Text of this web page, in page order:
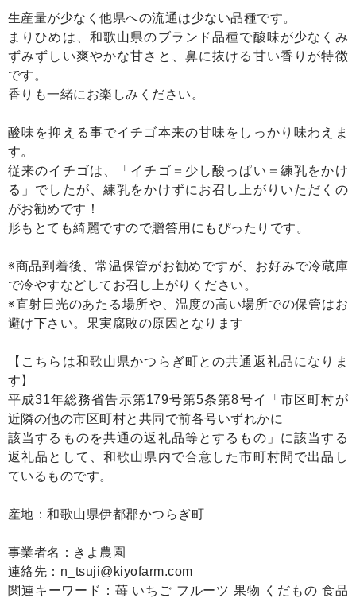
生産量が少なく他県への流通は少ない品種です。
まりひめは、和歌山県のブランド品種で酸味が少なくみ
ずみずしい爽やかな甘さと、鼻に抜ける甘い香りが特徴
です。
香りも一緒にお楽しみください。
酸味を抑える事でイチゴ本来の甘味をしっかり味わえま
す。
従来のイチゴは、「イチゴ＝少し酸っぱい＝練乳をかけ
る」でしたが、練乳をかけずにお召し上がりいただくの
がお勧めです！
形もとても綺麗ですので贈答用にもぴったりです。
※商品到着後、常温保管がお勧めですが、お好みで冷蔵庫
で冷やすなどしてお召し上がりください。
※直射日光のあたる場所や、温度の高い場所での保管はお
避け下さい。果実腐敗の原因となります
【こちらは和歌山県かつらぎ町との共通返礼品になりま
す】
平成31年総務省告示第179号第5条第8号イ「市区町村が
近隣の他の市区町村と共同で前各号いずれかに
該当するものを共通の返礼品等とするもの」に該当する
返礼品として、和歌山県内で合意した市町村間で出品し
ているものです。
産地：和歌山県伊都郡かつらぎ町
事業者名：きよ農園
連絡先：n_tsuji@kiyofarm.com
関連キーワード：苺 いちご フルーツ 果物 くだもの 食品